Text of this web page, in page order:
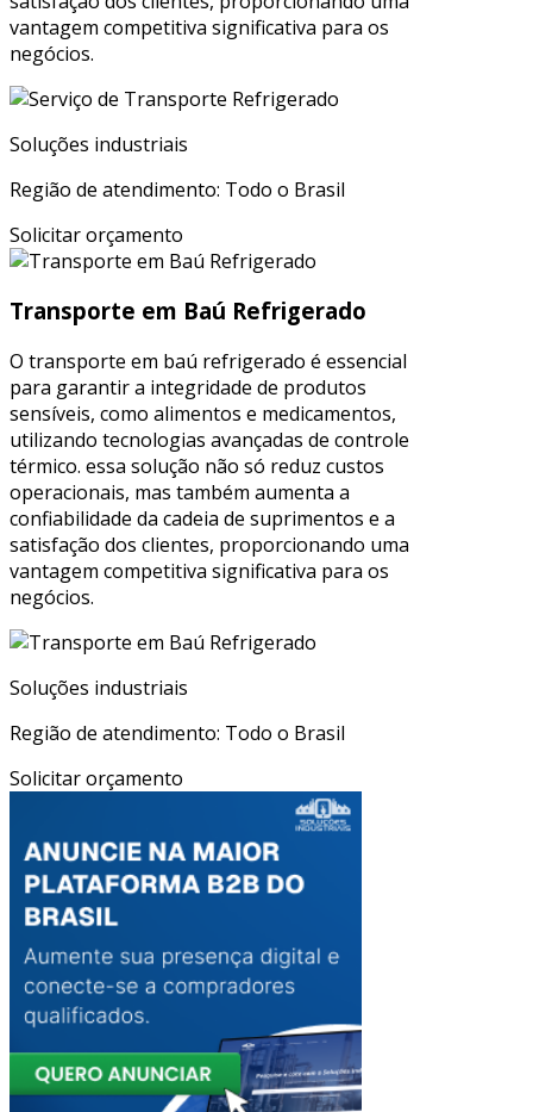
vantagem competitiva significativa para os
negócios.
Soluções industriais
Região de atendimento: Todo o Brasil
Solicitar orçamento
Transporte em Baú Refrigerado
O transporte em baú refrigerado é essencial
para garantir a integridade de produtos
sensíveis, como alimentos e medicamentos,
utilizando tecnologias avançadas de controle
térmico. essa solução não só reduz custos
operacionais, mas também aumenta a
confiabilidade da cadeia de suprimentos e a
satisfação dos clientes, proporcionando uma
vantagem competitiva significativa para os
negócios.
Soluções industriais
Região de atendimento: Todo o Brasil
Solicitar orçamento